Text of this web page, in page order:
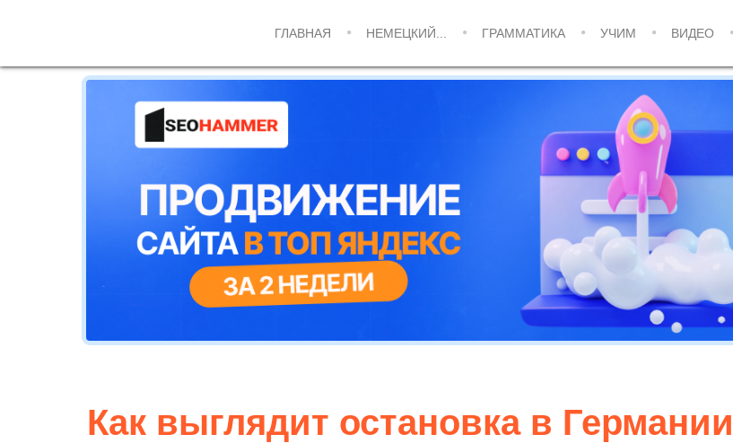
ГЛАВНАЯ НЕМЕЦКИЙ... ГРАММАТИКА УЧИМ ВИДЕО
Как выглядит остановка в Германии